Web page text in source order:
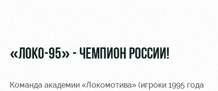
supporters
«ЛОКО-95» - ЧЕМПИОН РОССИИ!
Команда академии «Локомотива» (игроки 1995 года